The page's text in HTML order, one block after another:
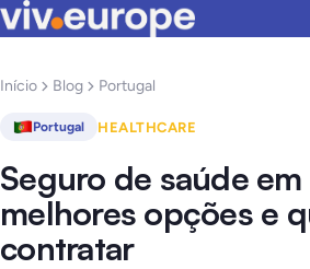
Início Blog Portugal
Portugal HEALTHCARE
Seguro de saúde
melhores opções e
contratar